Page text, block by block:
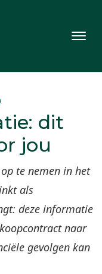
dit
jou
te nemen in het
als
deze informatie
naar
gevolgen kan